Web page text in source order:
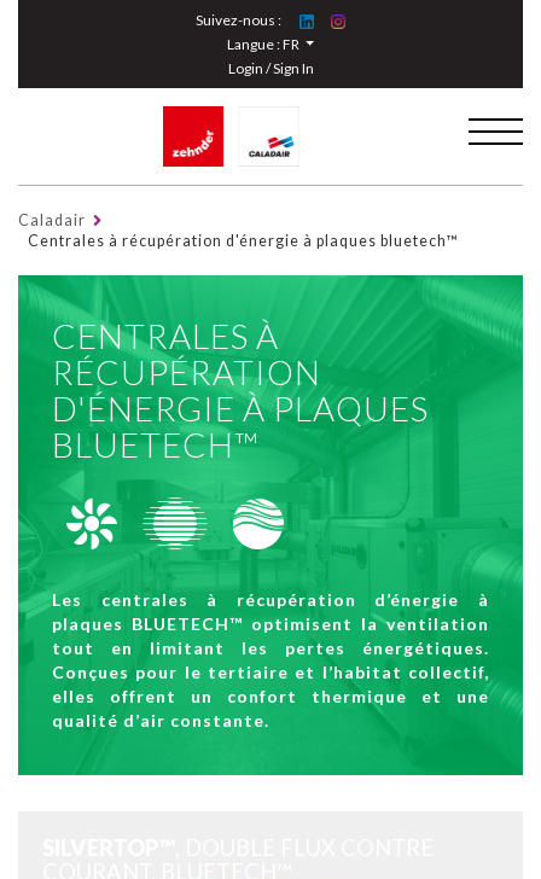
Suivez-nous :
Langue :FR
Login / Sign In
Caladair
Centrales à récupération d'énergie à plaques bluetech™
CENTRALES À
RÉCUPÉRATION
D'ÉNERGIE À PLAQUES
BLUETECH™
Les centrales à récupération d’énergie à
plaques BLUETECH™ optimisent la ventilation
tout en limitant les pertes énergétiques.
Conçues pour le tertiaire et l’habitat collectif,
elles offrent un confort thermique et une
qualité d’air constante.
Cookies management panel